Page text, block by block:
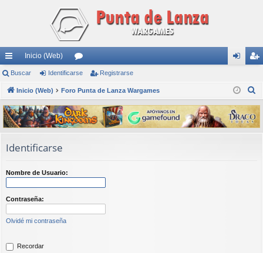
nl
ac
es
rá
pi
s
Inicio (Web)
or
os nti
fic
ar
ist
ra
rs
Buscar Identificarse Registrarse
Inicio (Web) Foro Punta de Lanza Wargames
s
c
Identificarse
Nombre de Usuario:
Contraseña:
Olvidé mi contraseña
Recordar